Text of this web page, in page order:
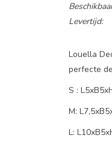
Levertijd:
Louella
perfecte
S :
M:
L: